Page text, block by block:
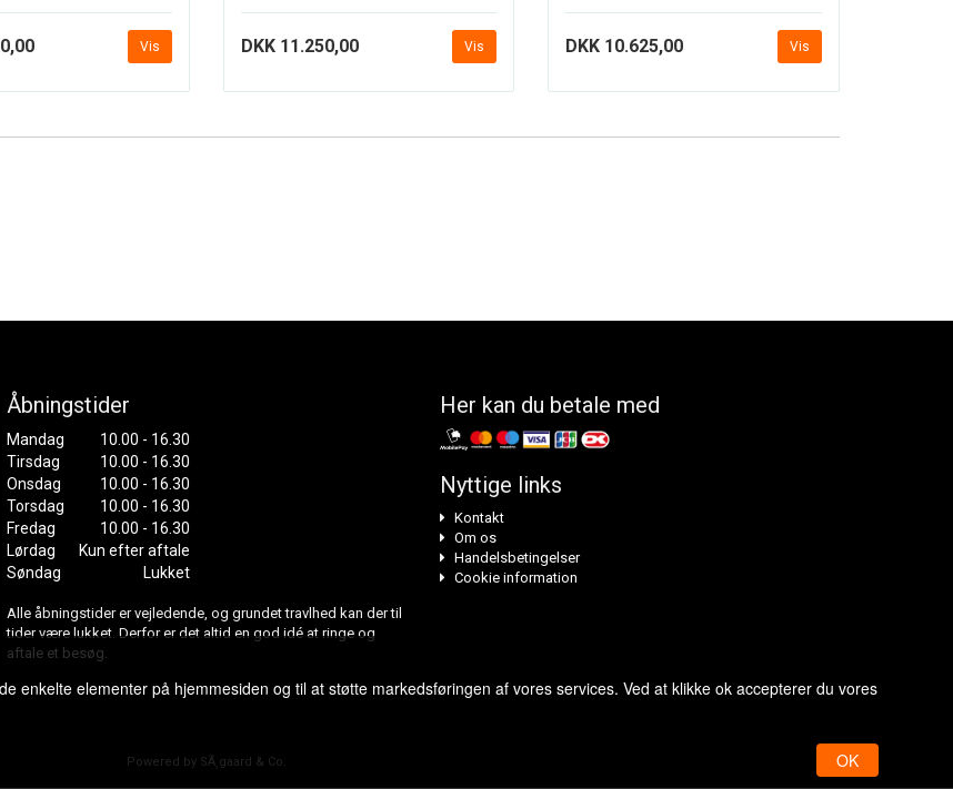
Vis DKK 11.250,00 Vis DKK 10.625,00 Vis
Åbningstider
Mandag
10.00 - 16.30
Tirsdag
10.00 - 16.30
Onsdag
10.00 - 16.30
Torsdag
10.00 - 16.30
Fredag
10.00 - 16.30
Lørdag
Kun efter aftale
Søndag
Lukket
Alle åbningstider er vejledende, og grundet travlhed kan der til
tider være lukket. Derfor er det altid en god idé at ringe og
aftale et besøg.
Her kan du betale med
Nyttige links
Kontakt
Om os
Handelsbetingelser
Cookie information
Powered by SÃ¸gaard & Co.
enkelte elementer på hjemmesiden og til at støtte markedsføringen af vores services. Ved at klikke ok accepterer du vores